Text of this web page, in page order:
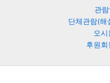
관
단체관람(해
오시
후원회